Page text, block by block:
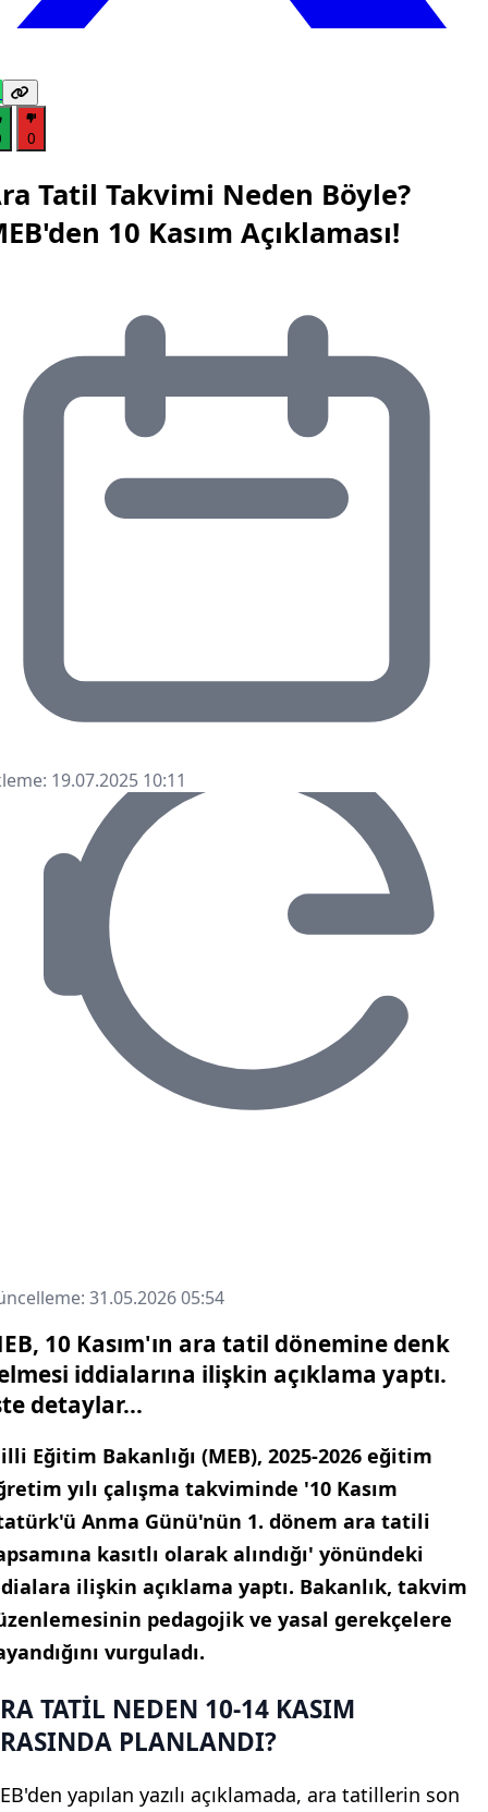
0
Tatil Takvimi Neden Böyle?
10 Kasım Açıklaması!
19.07.2025 10:11
31.05.2026 05:54
10 Kasım'ın ara tatil dönemine denk
iddialarına ilişkin açıklama yaptı.
detaylar...
Eğitim Bakanlığı (MEB), 2025-2026 eğitim
yılı çalışma takviminde '10 Kasım
Anma Günü'nün 1. dönem ara tatili
kasıtlı olarak alındığı' yönündeki
ilişkin açıklama yaptı. Bakanlık, takvim
pedagojik ve yasal gerekçelere
vurguladı.
TATİL NEDEN 10-14 KASIM
PLANLANDI?
yapılan yazılı açıklamada, ara tatillerin son